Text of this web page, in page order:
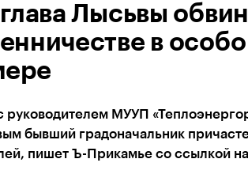
Лысьвы
в
руководителем МУУП
бывший градоначальник
пишет Ъ-Прикамье со ссылкой